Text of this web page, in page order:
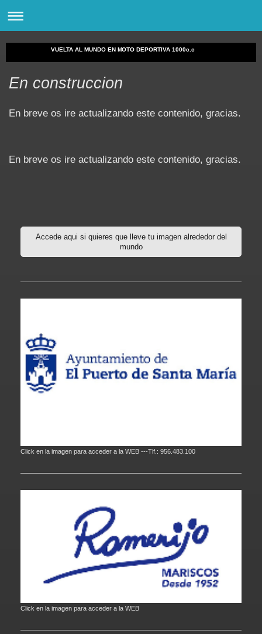
VUELTA AL MUNDO EN MOTO DEPORTIVA 1000c.c
En construccion
En breve os ire actualizando este contenido, gracias.
En breve os ire actualizando este contenido, gracias.
Accede aqui si quieres que lleve tu imagen alrededor del
mundo
Click en la imagen para acceder a la WEB ---Tlf.: 956.483.100
Click en la imagen para acceder a la WEB